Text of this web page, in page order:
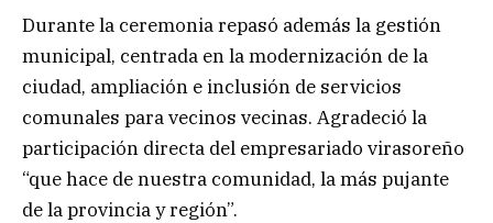
Durante la ceremonia repasó además la gestión
municipal, centrada en la modernización de la
ciudad, ampliación e inclusión de servicios
comunales para vecinos vecinas. Agradeció la
participación directa del empresariado virasoreño
“que hace de nuestra comunidad, la más pujante
de la provincia y región”.